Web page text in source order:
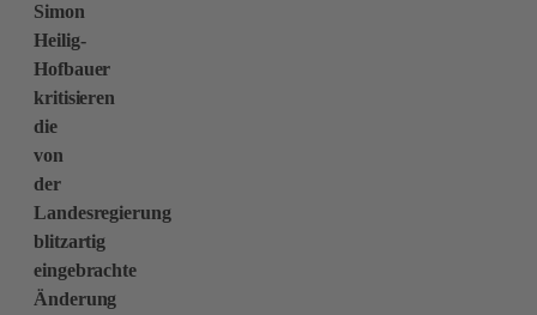
Simon
Heilig-
Hofbauer
kritisieren
die
von
der
Landesregierung
blitzartig
eingebrachte
Änderung